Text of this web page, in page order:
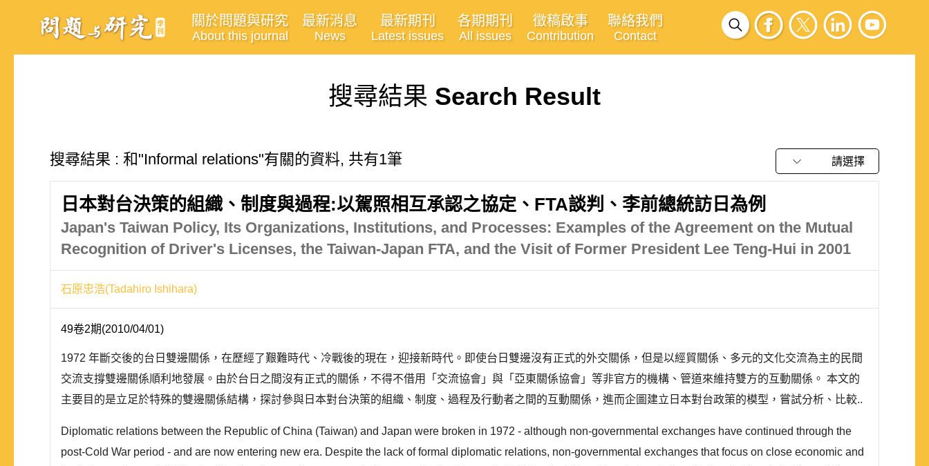
關於問題與研究
About this journal
最新消息
News
最新期刊
Latest issues
各期期刊
All issues
徵稿啟事
Contribution
聯絡我們
Contact
搜尋結果 Search Result
搜尋結果 : 和"Informal relations"有關的資料, 共有1筆 請選擇
日本對台決策的組織、制度與過程:以駕照相互承認之協定、FTA談判、李前總統訪日為例
Japan's Taiwan Policy, Its Organizations, Institutions, and Processes: Examples of the Agreement on the Mutual
Recognition of Driver's Licenses, the Taiwan-Japan FTA, and the Visit of Former President Lee Teng-Hui in 2001
石原忠浩(Tadahiro Ishihara)
49卷2期(2010/04/01)
1972 年斷交後的台日雙邊關係，在歷經了艱難時代、冷戰後的現在，迎接新時代。即使台日雙邊沒有正式的外交關係，但是以經貿關係、多元的文化交流為主的民間
交流支撐雙邊關係順利地發展。由於台日之間沒有正式的關係，不得不借用「交流協會」與「亞東關係協會」等非官方的機構、管道來維持雙方的互動關係。 本文的
主要目的是立足於特殊的雙邊關係結構，探討參與日本對台決策的組織、制度、過程及行動者之間的互動關係，進而企圖建立日本對台政策的模型，嘗試分析、比較..
Diplomatic relations between the Republic of China (Taiwan) and Japan were broken in 1972 - although non-governmental exchanges have continued through the
post-Cold War period - and are now entering new era. Despite the lack of formal diplomatic relations, non-governmental exchanges that focus on close economic and